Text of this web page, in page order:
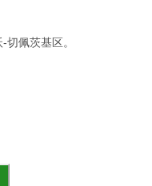
佩茨基区。